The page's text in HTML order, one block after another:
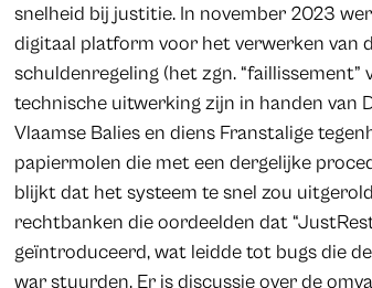
snelheid bij justitie. In november 2023
digitaal platform voor het verwerken van
schuldenregeling (het zgn.
technische uitwerking zijn in handen van
Vlaamse Balies en diens Franstalige
papiermolen die met een dergelijke
blijkt dat het systeem te snel zou
rechtbanken die oordeelden dat
geïntroduceerd, wat leidde tot bugs die
war stuurden. Er is discussie over de